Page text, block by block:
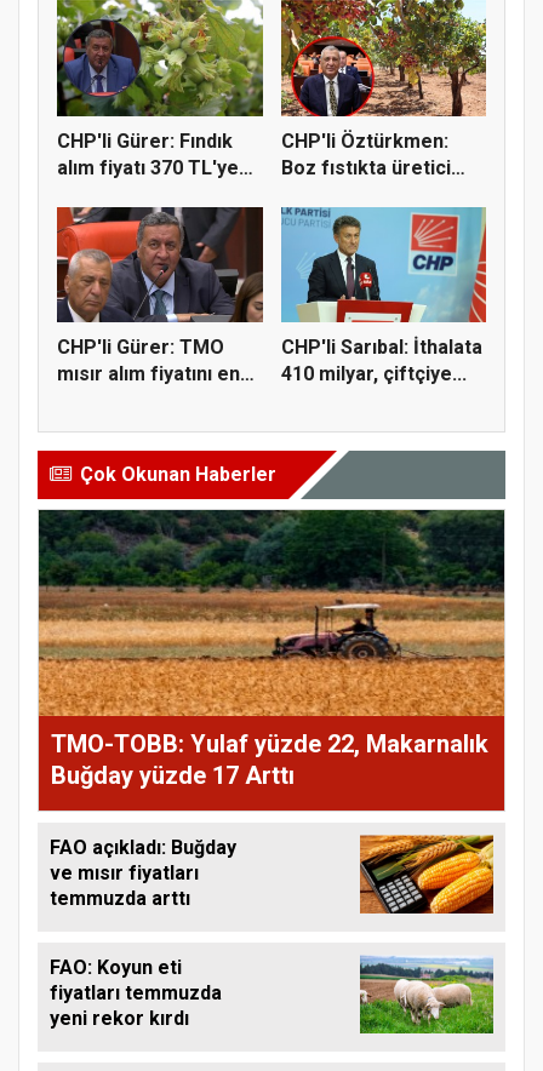
CHP'li Gürer: Fındık
alım fiyatı 370 TL'ye
CHP'li Öztürkmen:
Boz fıstıkta üretici
CHP'li Gürer: TMO
mısır alım fiyatını en
CHP'li Sarıbal: İthalata
410 milyar, çiftçiye...
Çok Okunan Haberler
TMO-TOBB: Yulaf yüzde 22, Makarnalık
Buğday yüzde 17 Arttı
FAO açıkladı: Buğday
ve mısır fiyatları
temmuzda arttı
FAO: Koyun eti
fiyatları temmuzda
yeni rekor kırdı